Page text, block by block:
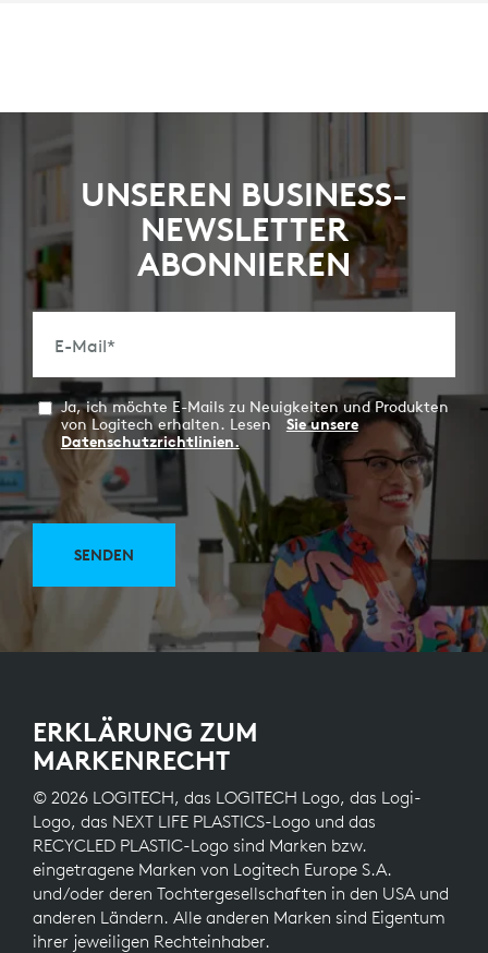
UNSEREN BUSINESS-
NEWSLETTER
ABONNIEREN
E-Mail*
Ja, ich möchte E-Mails zu Neuigkeiten und Produkten
von Logitech erhalten. Lesen
Sie unsere
Datenschutzrichtlinien.
SENDEN
ERKLÄRUNG ZUM
MARKENRECHT
© 2026 LOGITECH, das LOGITECH Logo, das Logi-
Logo, das NEXT LIFE PLASTICS-Logo und das
RECYCLED PLASTIC-Logo sind Marken bzw.
eingetragene Marken von Logitech Europe S.A.
und/oder deren Tochtergesellschaften in den USA und
anderen Ländern. Alle anderen Marken sind Eigentum
ihrer jeweiligen Rechteinhaber.